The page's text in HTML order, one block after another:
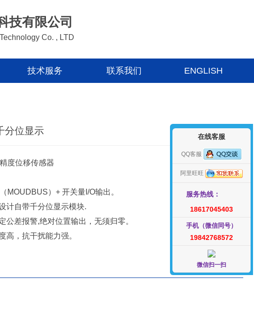
技有限公司
Co. , LTD
技术服务 联系我们 ENGLISH
分位显示
度位移传感器
MOUDBUS）+ 开关量I/O输出。
计自带千分位显示模块.
公差报警,绝对位置输出，无须归零。
高，抗干扰能力强。
在线客服
QQ客服
阿里旺旺
服务热线：
18617045403
手机（微信同号）
19842768572
微信扫一扫